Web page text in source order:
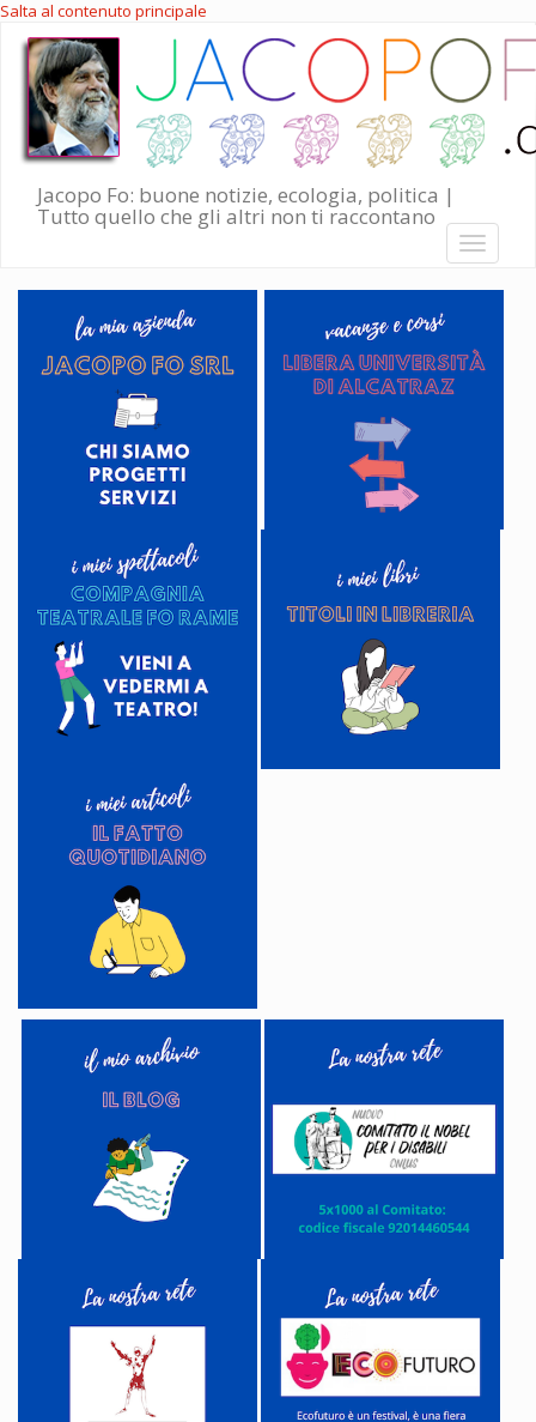
Salta al contenuto principale
Jacopo Fo: buone notizie, ecologia, politica |
Tutto quello che gli altri non ti raccontano
Toggle